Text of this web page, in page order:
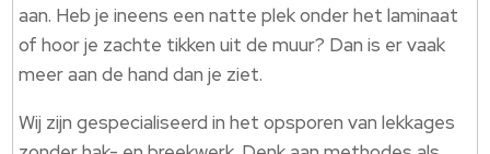
aan.​ Heb je ineens een natte plek onder het laminaat
of hoor je zachte tikken uit de muur? Dan is er vaak
meer aan de hand dan je ziet.​
Wij zijn gespecialiseerd in het opsporen van lekkages